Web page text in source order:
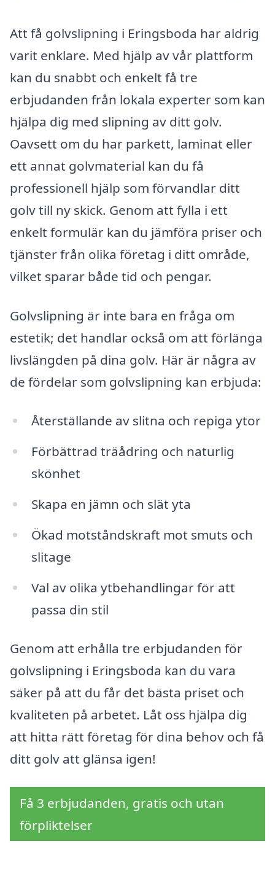
Att få golvslipning i Eringsboda har aldrig
varit enklare. Med hjälp av vår plattform
kan du snabbt och enkelt få tre
erbjudanden från lokala experter som kan
hjälpa dig med slipning av ditt golv.
Oavsett om du har parkett, laminat eller
ett annat golvmaterial kan du få
professionell hjälp som förvandlar ditt
golv till ny skick. Genom att fylla i ett
enkelt formulär kan du jämföra priser och
tjänster från olika företag i ditt område,
vilket sparar både tid och pengar.
Golvslipning är inte bara en fråga om
estetik; det handlar också om att förlänga
livslängden på dina golv. Här är några av
de fördelar som golvslipning kan erbjuda:
Återställande av slitna och repiga ytor
Förbättrad träådring och naturlig
skönhet
Skapa en jämn och slät yta
Ökad motståndskraft mot smuts och
slitage
Val av olika ytbehandlingar för att
passa din stil
Genom att erhålla tre erbjudanden för
golvslipning i Eringsboda kan du vara
säker på att du får det bästa priset och
kvaliteten på arbetet. Låt oss hjälpa dig
att hitta rätt företag för dina behov och få
ditt golv att glänsa igen!
Få 3 erbjudanden, gratis och utan
förpliktelser